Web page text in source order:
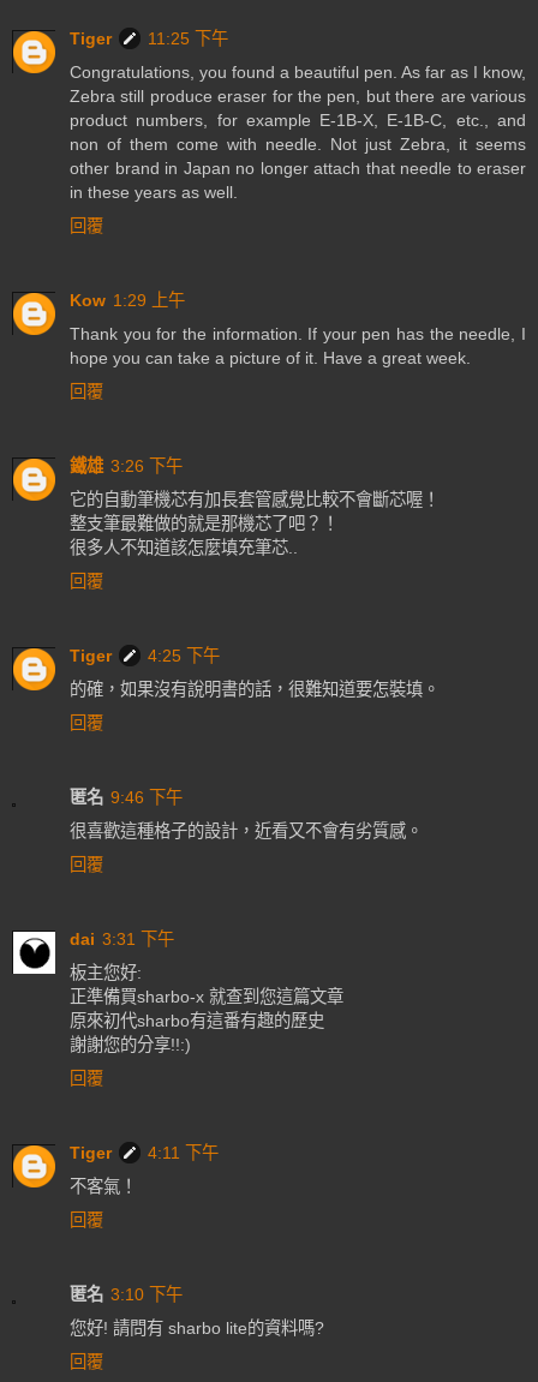
Tiger
11:25 下午
Congratulations, you found a beautiful pen. As far as I know,
Zebra still produce eraser for the pen, but there are various
product numbers, for example E-1B-X, E-1B-C, etc., and
non of them come with needle. Not just Zebra, it seems
other brand in Japan no longer attach that needle to eraser
in these years as well.
回覆
Kow 1:29 上午
Thank you for the information. If your pen has the needle, I
hope you can take a picture of it. Have a great week.
回覆
鐵雄 3:26 下午
它的自動筆機芯有加長套管感覺比較不會斷芯喔！
整支筆最難做的就是那機芯了吧？！
很多人不知道該怎麼填充筆芯..
回覆
Tiger
4:25 下午
的確，如果沒有說明書的話，很難知道要怎裝填。
回覆
匿名 9:46 下午
很喜歡這種格子的設計，近看又不會有劣質感。
回覆
dai 3:31 下午
板主您好:
正準備買sharbo-x 就查到您這篇文章
原來初代sharbo有這番有趣的歷史
謝謝您的分享!!:)
回覆
Tiger
4:11 下午
不客氣！
回覆
匿名 3:10 下午
您好! 請問有 sharbo lite的資料嗎?
回覆